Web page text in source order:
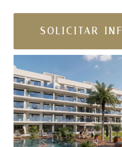
SOLICITAR